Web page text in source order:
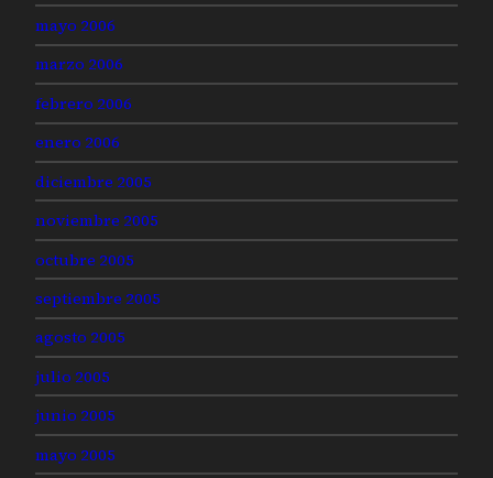
mayo 2006
marzo 2006
febrero 2006
enero 2006
diciembre 2005
noviembre 2005
octubre 2005
septiembre 2005
agosto 2005
julio 2005
junio 2005
mayo 2005